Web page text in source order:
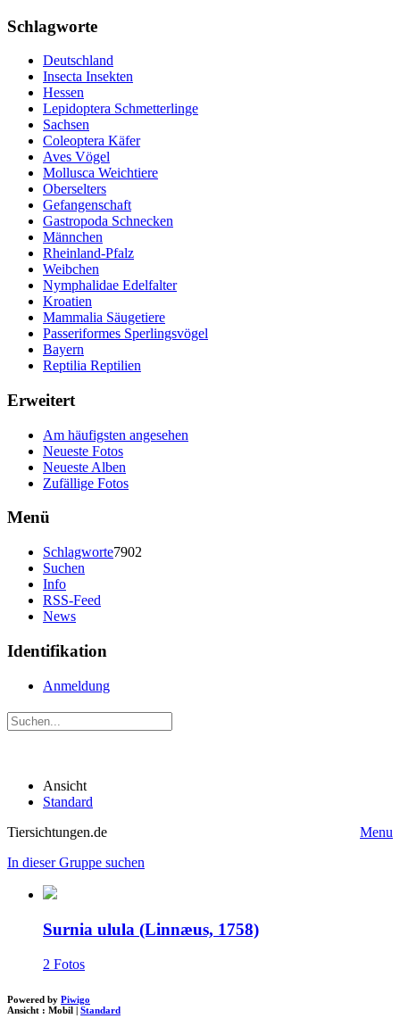
Schlagworte
Deutschland
Insecta Insekten
Hessen
Lepidoptera Schmetterlinge
Sachsen
Coleoptera Käfer
Aves Vögel
Mollusca Weichtiere
Oberselters
Gefangenschaft
Gastropoda Schnecken
Männchen
Rheinland-Pfalz
Weibchen
Nymphalidae Edelfalter
Kroatien
Mammalia Säugetiere
Passeriformes Sperlingsvögel
Bayern
Reptilia Reptilien
Erweitert
Am häufigsten angesehen
Neueste Fotos
Neueste Alben
Zufällige Fotos
Menü
Schlagworte7902
Suchen
Info
RSS-Feed
News
Identifikation
Anmeldung
Ansicht
Standard
Tiersichtungen.de
Menu
In dieser Gruppe suchen
Surnia ulula (Linnæus, 1758)
2 Fotos
Powered by Piwigo
Ansicht : Mobil Standard